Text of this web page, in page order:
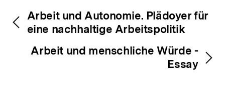
Inhaltsnavigation
Inhaltsnavigation
Arbeit und Autonomie. Plädoyer für
eine nachhaltige Arbeitspolitik
Arbeit und menschliche Würde -
Essay